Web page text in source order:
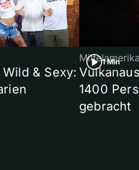
& Sexy:
1 Min
1400
gebracht